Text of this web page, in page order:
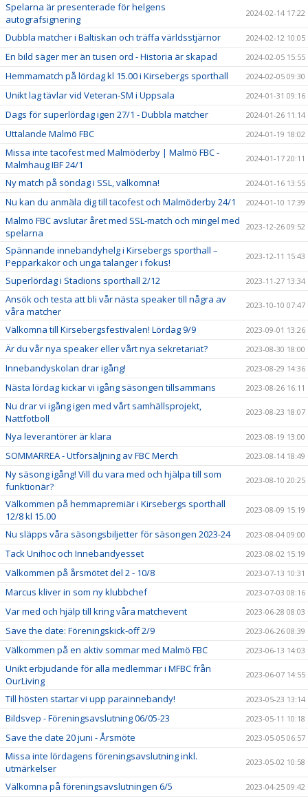
Spelarna är presenterade för helgens
autografsignering
2024-02-14 17:22
Dubbla matcher i Baltiskan och träffa världsstjärnor 2024-02-12 10:05
En bild säger mer än tusen ord - Historia är skapad 2024-02-05 15:55
Hemmamatch på lördag kl 15.00 i Kirsebergs sporthall 2024-02-05 09:30
Unikt lag tävlar vid Veteran-SM i Uppsala 2024-01-31 09:16
Dags för superlördag igen 27/1 - Dubbla matcher 2024-01-26 11:14
Uttalande Malmö FBC 2024-01-19 18:02
Missa inte tacofest med Malmöderby | Malmö FBC -
Malmhaug IBF 24/1
2024-01-17 20:11
Ny match på söndag i SSL, välkomna! 2024-01-16 13:55
Nu kan du anmäla dig till tacofest och Malmöderby 24/1 2024-01-10 17:39
Malmö FBC avslutar året med SSL-match och mingel med
spelarna
2023-12-26 09:52
Spännande innebandyhelg i Kirsebergs sporthall –
Pepparkakor och unga talanger i fokus!
2023-12-11 15:43
Superlördag i Stadions sporthall 2/12 2023-11-27 13:34
Ansök och testa att bli vår nästa speaker till några av
våra matcher
2023-10-10 07:47
Välkomna till Kirsebergsfestivalen! Lördag 9/9 2023-09-01 13:26
Är du vår nya speaker eller vårt nya sekretariat? 2023-08-30 18:00
Innebandyskolan drar igång! 2023-08-29 14:36
Nästa lördag kickar vi igång säsongen tillsammans 2023-08-26 16:11
Nu drar vi igång igen med vårt samhällsprojekt,
Nattfotboll
2023-08-23 18:07
Nya leverantörer är klara 2023-08-19 13:00
SOMMARREA - Utförsäljning av FBC Merch 2023-08-14 18:49
Ny säsong igång! Vill du vara med och hjälpa till som
funktionär?
2023-08-10 20:25
Välkommen på hemmapremiär i Kirsebergs sporthall
12/8 kl 15.00
2023-08-09 15:19
Nu släpps våra säsongsbiljetter för säsongen 2023-24 2023-08-04 09:00
Tack Unihoc och Innebandyesset 2023-08-02 15:19
Välkommen på årsmötet del 2 - 10/8 2023-07-13 10:31
Marcus kliver in som ny klubbchef 2023-07-03 08:16
Var med och hjälp till kring våra matchevent 2023-06-28 08:03
Save the date: Föreningskick-off 2/9 2023-06-26 08:39
Välkommen på en aktiv sommar med Malmö FBC 2023-06-13 14:03
Unikt erbjudande för alla medlemmar i MFBC från
OurLiving
2023-06-07 14:55
Till hösten startar vi upp parainnebandy! 2023-05-23 13:14
Bildsvep - Föreningsavslutning 06/05-23 2023-05-11 10:18
Save the date 20 juni - Årsmöte 2023-05-05 06:57
Missa inte lördagens föreningsavslutning inkl.
utmärkelser
2023-05-02 10:58
Välkomna på föreningsavslutningen 6/5 2023-04-25 09:42